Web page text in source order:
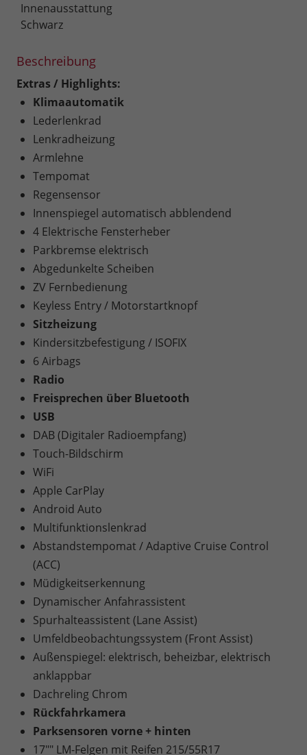
Innenausstattung
Schwarz
Beschreibung
Extras / Highlights:
Klimaautomatik
Lederlenkrad
Lenkradheizung
Armlehne
Tempomat
Regensensor
Innenspiegel automatisch abblendend
4 Elektrische Fensterheber
Parkbremse elektrisch
Abgedunkelte Scheiben
ZV Fernbedienung
Keyless Entry / Motorstartknopf
Sitzheizung
Kindersitzbefestigung / ISOFIX
6 Airbags
Radio
Freisprechen über Bluetooth
USB
DAB (Digitaler Radioempfang)
Touch-Bildschirm
WiFi
Apple CarPlay
Android Auto
Multifunktionslenkrad
Abstandstempomat / Adaptive Cruise Control
(ACC)
Müdigkeitserkennung
Dynamischer Anfahrassistent
Spurhalteassistent (Lane Assist)
Umfeldbeobachtungssystem (Front Assist)
Außenspiegel: elektrisch, beheizbar, elektrisch
anklappbar
Dachreling Chrom
Rückfahrkamera
Parksensoren vorne + hinten
17"" LM-Felgen mit Reifen 215/55R17